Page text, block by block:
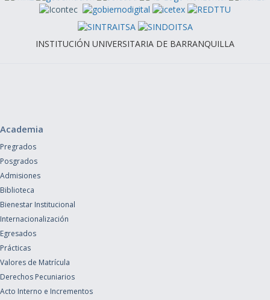
INSTITUCIÓN UNIVERSITARIA DE BARRANQUILLA
Academia
Pregrados
Posgrados
Admisiones
Biblioteca
Bienestar Institucional
Internacionalización
Egresados
Prácticas
Valores de Matrícula
Derechos Pecuniarios
Acto Interno e Incrementos